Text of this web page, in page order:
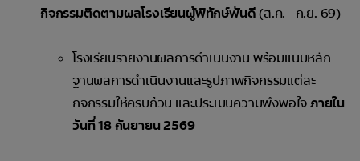
กิจกรรมติดตามผลโรงเรียนผู้พิทักษ์ฟันดี(ส.ค. - ก.ย. 69)
โรงเรียนรายงานผลการดำเนินงาน พร้อมแนบหลัก
ฐานผลการดำเนินงานและรูปภาพกิจกรรมแต่ละ
กิจกรรมให้ครบถ้วน และประเมินความพึงพอใจภายใน
วันที่ 18 กันยายน 2569